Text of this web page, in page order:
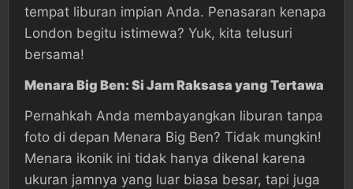
tempat liburan impian Anda. Penasaran kenapa
London begitu istimewa? Yuk, kita telusuri
bersama!
Menara Big Ben: Si Jam Raksasa yang Tertawa
Pernahkah Anda membayangkan liburan tanpa
foto di depan Menara Big Ben? Tidak mungkin!
Menara ikonik ini tidak hanya dikenal karena
ukuran jamnya yang luar biasa besar, tapi juga